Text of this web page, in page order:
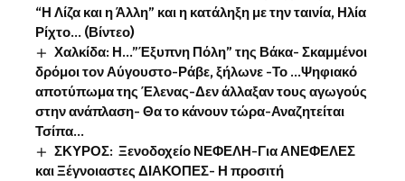
“Η Λίζα και η Άλλη” και η κατάληξη με την ταινία, Ηλία
Ρίχτο… (Βίντεο)
Χαλκίδα: Η…”Έξυπνη Πόλη” της Βάκα- Σκαμμένοι
δρόμοι τον Αύγουστο-Ράβε, ξήλωνε -Το …Ψηφιακό
αποτύπωμα της Έλενας-Δεν άλλαξαν τους αγωγούς
στην ανάπλαση- Θα το κάνουν τώρα-Αναζητείται
Τσίπα…
ΣΚΥΡΟΣ: Ξενοδοχείο ΝΕΦΕΛΗ-Για ΑΝΕΦΕΛΕΣ
και Ξέγνοιαστες ΔΙΑΚΟΠΕΣ- Η προσιτή